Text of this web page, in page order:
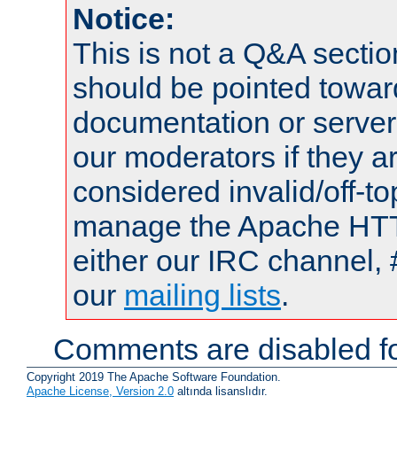
Notice:
This is not a Q&A
should be pointed
documentation or
our moderators if they
considered invalid/off-
manage the Apache
either our IRC channel,
our mailing lists.
Comments are disabled
Copyright 2019 The Apache Software Foundation.
Apache License, Version 2.0 altında lisanslıdır.